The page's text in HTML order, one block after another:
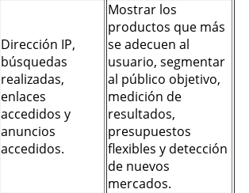
Dirección IP,
búsquedas
realizadas,
enlaces
accedidos y
anuncios
accedidos.
Mostrar los
productos que más
se adecuen al
usuario, segmentar
al público objetivo,
medición de
resultados,
presupuestos
flexibles y detección
de nuevos
mercados.